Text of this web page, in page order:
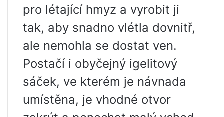
pro létající hmyz a vyrobit ji
tak, aby snadno vlétla dovnitř,
ale nemohla se dostat ven.
Postačí i obyčejný igelitový
sáček, ve kterém je návnada
umístěna, je vhodné otvor